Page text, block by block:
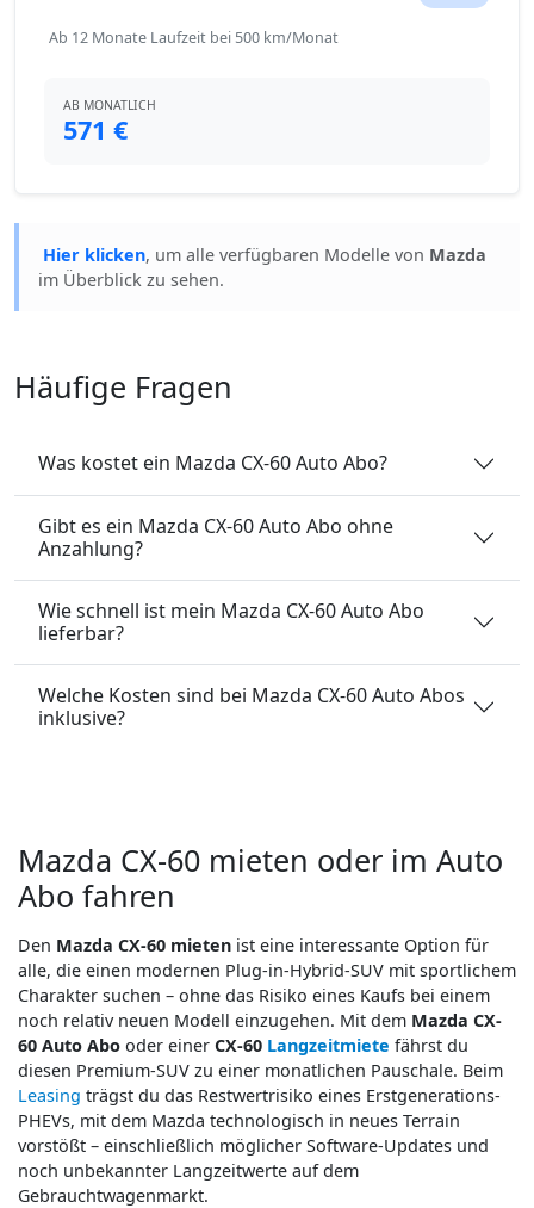
Ab 12 Monate Laufzeit bei 500 km/Monat
AB MONATLICH
571 €
Hier klicken, um alle verfügbaren Modelle von Mazda
im Überblick zu sehen.
Häufige Fragen
Was kostet ein Mazda CX-60 Auto Abo?
Gibt es ein Mazda CX-60 Auto Abo ohne
Anzahlung?
Wie schnell ist mein Mazda CX-60 Auto Abo
lieferbar?
Welche Kosten sind bei Mazda CX-60 Auto Abos
inklusive?
Mazda CX-60 mieten oder im Auto
Abo fahren
Den Mazda CX-60 mieten ist eine interessante Option für
alle, die einen modernen Plug-in-Hybrid-SUV mit sportlichem
Charakter suchen – ohne das Risiko eines Kaufs bei einem
noch relativ neuen Modell einzugehen. Mit dem Mazda CX-
60 Auto Abo oder einer CX-60 Langzeitmiete fährst du
diesen Premium-SUV zu einer monatlichen Pauschale. Beim
Leasing trägst du das Restwertrisiko eines Erstgenerations-
PHEVs, mit dem Mazda technologisch in neues Terrain
vorstößt – einschließlich möglicher Software-Updates und
noch unbekannter Langzeitwerte auf dem
Gebrauchtwagenmarkt.